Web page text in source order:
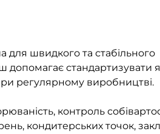
швидкого та стабільного
стандартизувати
регулярному виробництві.
контроль
кондитерських точок,